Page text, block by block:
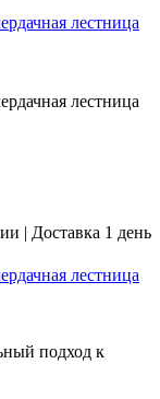
лестница
лестница
| Доставка 1 день
лестница
подход к